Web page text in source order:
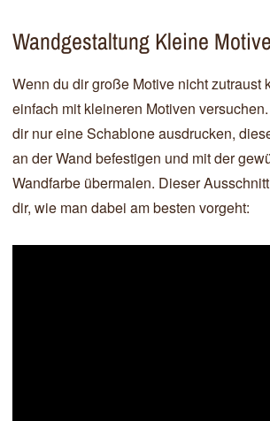
Wandgestaltung Kleine Motive
Wenn du dir große Motive nicht zutraust
einfach mit kleineren Motiven
dir nur eine Schablone ausdrucken,
an der Wand befestigen und mit der
Wandfarbe übermalen. Dieser
dir, wie man dabei am besten vorgeht: